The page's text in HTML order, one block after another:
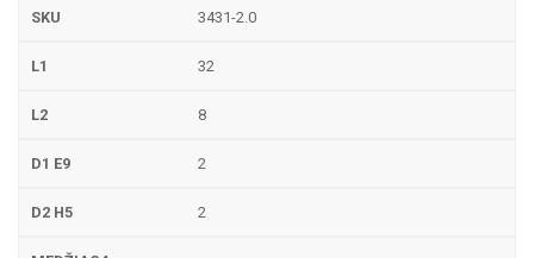
3431-2.0
32
8
2
2